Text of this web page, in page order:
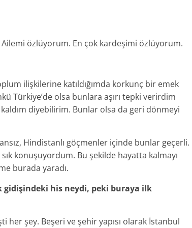
özlüyorum. En çok kardeşimi özlüyorum.
ilişkilerine katıldığımda korkunç bir emek
Türkiye’de olsa bunlara aşırı tepki verirdim
diyebilirim. Bunlar olsa da geri dönmeyi
Hindistanlı göçmenler içinde bunlar geçerli.
konuşuyordum. Bu şekilde hayatta kalmayı
burada yaradı.
gidişindeki his neydi, peki buraya ilk
her şey. Beşeri ve şehir yapısı olarak İstanbul